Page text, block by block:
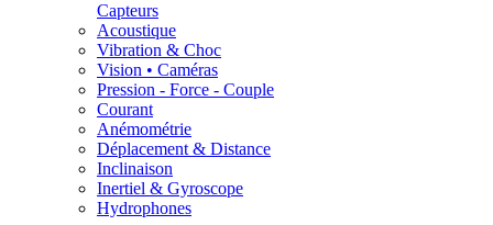
Capteurs
Acoustique
Vibration & Choc
Vision • Caméras
Pression - Force - Couple
Courant
Anémométrie
Déplacement & Distance
Inclinaison
Inertiel & Gyroscope
Hydrophones